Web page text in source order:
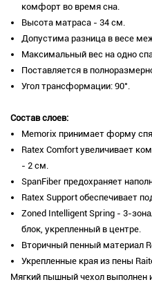
комфорт во время сна.
Высота матраса - 34 см.
Допустима разница в весе
Максимальный вес на одно
Поставляется в
Угол трансформации: 90°.
Состав слоев:
Memorix принимает форму
Ratex Comfort увеличивает
- 2 см.
SpanFiber предохраняет
Ratex Support обеспечивает
Zoned Intelligent Spring - 3-
блок, укрепленный в центре.
Вторичный пенный материал
Укрепленные края из пены
Мягкий пышный чехол выполнен